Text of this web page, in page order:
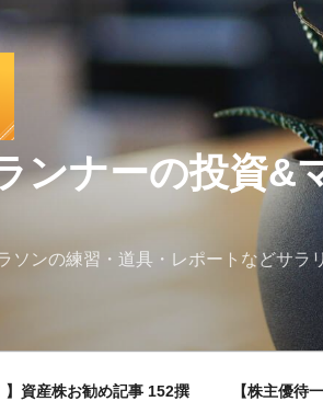
ンナーの投資&
ソンの練習・道具・レポートなどサラ
】資産株お勧め記事 152撰 【株主優待